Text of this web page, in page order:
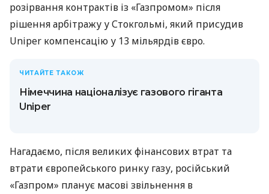
розірвання контрактів із «Газпромом» після
рішення арбітражу у Стокгольмі, який присудив
Uniper компенсацію у 13 мільярдів євро.
ЧИТАЙТЕ ТАКОЖ
Німеччина націоналізує газового гіганта
Uniper
Нагадаємо, після великих фінансових втрат та
втрати європейського ринку газу, російський
«Газпром» планує масові звільнення в